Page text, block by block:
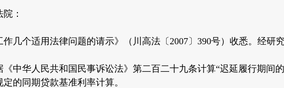
：
几个适用法律问题的请示》（川高法〔2007〕390号）收悉。经研
中华人民共和国民事诉讼法》第二百二十九条计算“迟延履行期间
的同期贷款基准利率计算。